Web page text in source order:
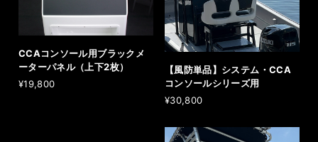
CCAコンソール用ブラックメ
ーターパネル（上下2枚）
¥19,800
【風防単品】システム・CCA
コンソールシリーズ用
¥30,800